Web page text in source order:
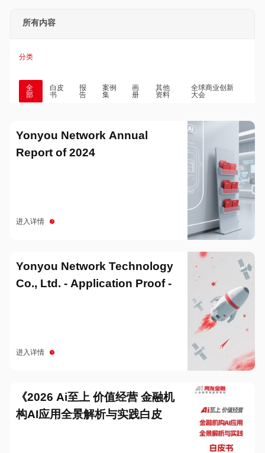
所有内容
分类
全
部
白皮
书
报
告
案例
集
画
册
其他
资料
全球商业创新
大会
Yonyou Network Annual
Report of 2024
进入详情
Yonyou Network Technology
Co., Ltd. - Application Proof -
进入详情
《2026 Ai至上 价值经营 金融机
构AI应用全景解析与实践白皮